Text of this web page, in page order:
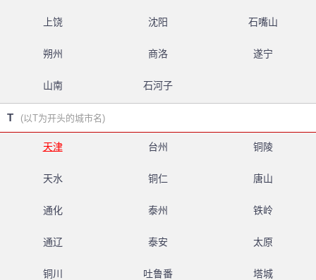
上饶 沈阳 石嘴山
朔州 商洛 遂宁
山南 石河子
T (以T为开头的城市名)
天津 台州 铜陵
天水 铜仁 唐山
通化 泰州 铁岭
通辽 泰安 太原
铜川 吐鲁番 塔城